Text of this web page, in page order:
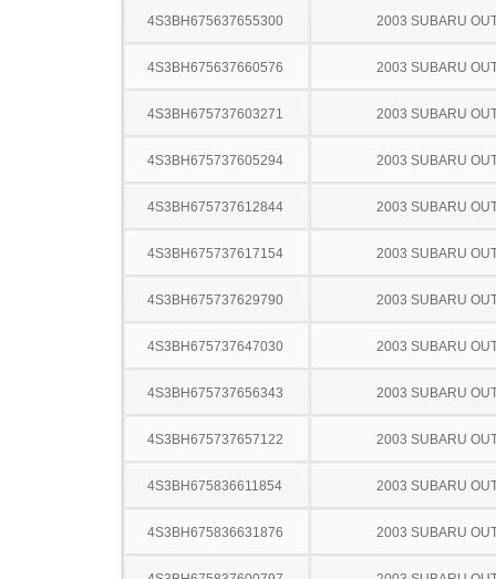
4S3BH675637655300 2003 SUBARU
4S3BH675637660576 2003 SUBARU
4S3BH675737603271 2003 SUBARU
4S3BH675737605294 2003 SUBARU
4S3BH675737612844 2003 SUBARU
4S3BH675737617154 2003 SUBARU
4S3BH675737629790 2003 SUBARU
4S3BH675737647030 2003 SUBARU
4S3BH675737656343 2003 SUBARU
4S3BH675737657122 2003 SUBARU
4S3BH675836611854 2003 SUBARU
4S3BH675836631876 2003 SUBARU